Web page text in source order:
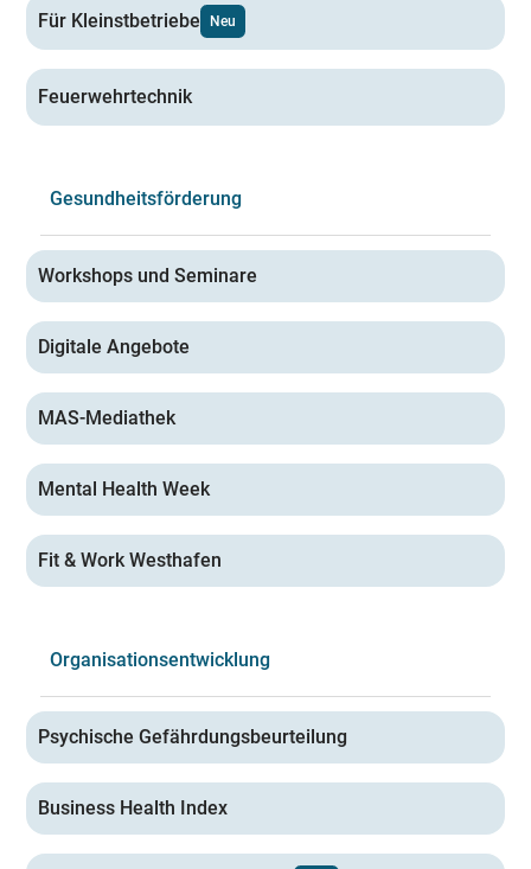
Für Kleinstbetriebe Neu
Feuerwehrtechnik
Gesundheitsförderung
Workshops und Seminare
Digitale Angebote
MAS-Mediathek
Mental Health Week
Fit & Work Westhafen
Organisationsentwicklung
Psychische Gefährdungsbeurteilung
Business Health Index